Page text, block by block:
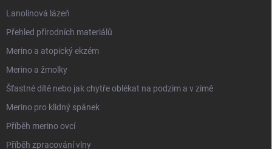
Lanolinová lázeň
Přehled přírodních materiálů
Merino a atopický ekzém
Merino a žmolky
Šťastné dítě nebo jak chytře oblékat na podzim a v zimě
Merino pro klidný spánek
Příběh merino ovcí
Příběh zpracování vlny